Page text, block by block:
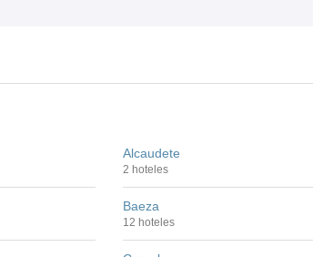
Alcaudete
2 hoteles
Baeza
12 hoteles